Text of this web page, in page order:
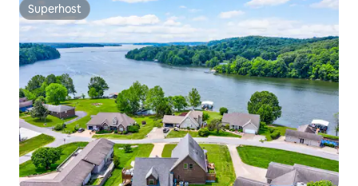
Superhost
Superhost